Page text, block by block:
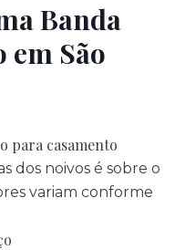
Banda
em São
para casamento
dos noivos é sobre o
variam conforme